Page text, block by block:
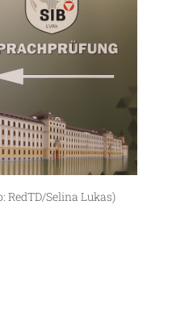
RedTD/Selina Lukas)